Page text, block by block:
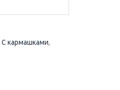
С кармашками,